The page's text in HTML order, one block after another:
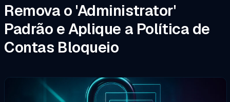
Remova o 'Administrator'
Padrão e Aplique a Política de
Contas Bloqueio